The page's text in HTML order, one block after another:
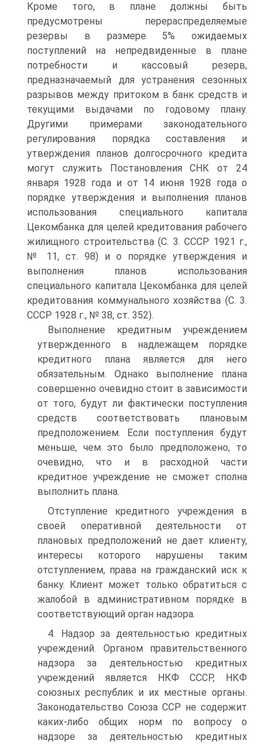
Кроме того, в плане должны быть
предусмотрены перераспределяемые
резервы в размере 5% ожидаемых
поступлений на непредвиденные в плане
потребности и кассовый резерв,
предназначаемый для устранения сезонных
разрывов между притоком в банк средств и
текущими выдачами по годовому плану.
Другими примерами законодательного
регулирования порядка составления и
утверждения планов долгосрочного кредита
могут служить Постановления СНК от 24
января 1928 года и от 14 июня 1928 года о
порядке утверждения и выполнения планов
использования специального капитала
Цекомбанка для целей кредитования рабочего
жилищного строительства (С. 3. СССР 1921 г.,
№ 11, ст. 98) и о порядке утверждения и
выполнения планов использования
специального капитала Цекомбанка для целей
кредитования коммунального хозяйства (С. 3.
СССР 1928 г., № 38, ст. 352).
Выполнение кредитным учреждением
утвержденного в надлежащем порядке
кредитного плана является для него
обязательным. Однако выполнение плана
совершенно очевидно стоит в зависимости
от того, будут ли фактически поступления
средств соответствовать плановым
предположением. Если поступления будут
меньше, чем это было предположено, то
очевидно, что и в расходной части
кредитное учреждение не сможет сполна
выполнить плана.
Отступление кредитного учреждения в
своей оперативной деятельности от
плановых предположений не дает клиенту,
интересы которого нарушены таким
отступлением, права на гражданский иск к
банку. Клиент может только обратиться с
жалобой в административном порядке в
соответствующий орган надзора.
4. Надзор за деятельностью кредитных
учреждений. Органом правительственного
надзора за деятельностью кредитных
учреждений является НКФ СССР, НКФ
союзных республик и их местные органы.
Законодательство Союза ССР не содержит
каких-либо общих норм по вопросу о
надзоре за деятельностью кредитных